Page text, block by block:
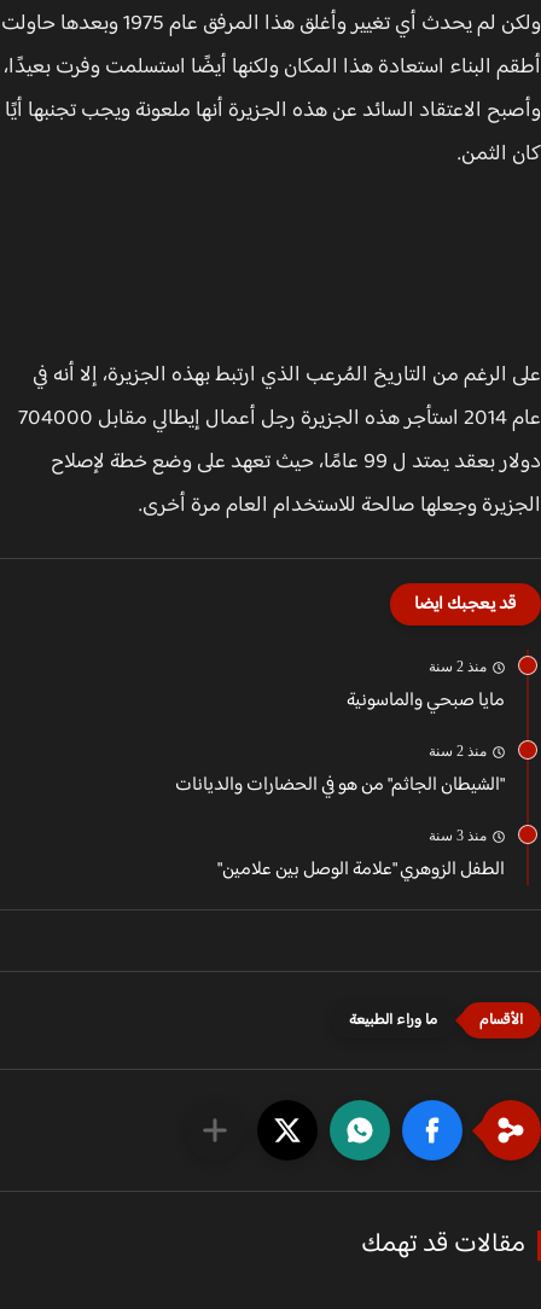
ولكن لم يحدث أي تغيير وأغلق هذا المرفق عام 1975 وبعدها حاولت
البناء استعادة هذا المكان ولكنها أيضًا استسلمت وفرت بعيدًا،
الاعتقاد السائد عن هذه الجزيرة أنها ملعونة ويجب تجنبها أيًا
الثمن.
الرغم من التاريخ المُرعب الذي ارتبط بهذه الجزيرة، إلا أنه في
عام 2014 استأجر هذه الجزيرة رجل أعمال إيطالي مقابل 704000
دولار بعقد يمتد ل 99 عامًا، حيث تعهد على وضع خطة لإصلاح
وجعلها صالحة للاستخدام العام مرة أخرى.
قد يعجبك ايضا
منذ 2 سنة
مايا صبحي والماسونية
منذ 2 سنة
"الشيطان الجاثم" من هو في الحضارات والديانات
منذ 3 سنة
الطفل الزوهري "علامة الوصل بين علامين"
ما وراء الطبيعة
قد تهمك